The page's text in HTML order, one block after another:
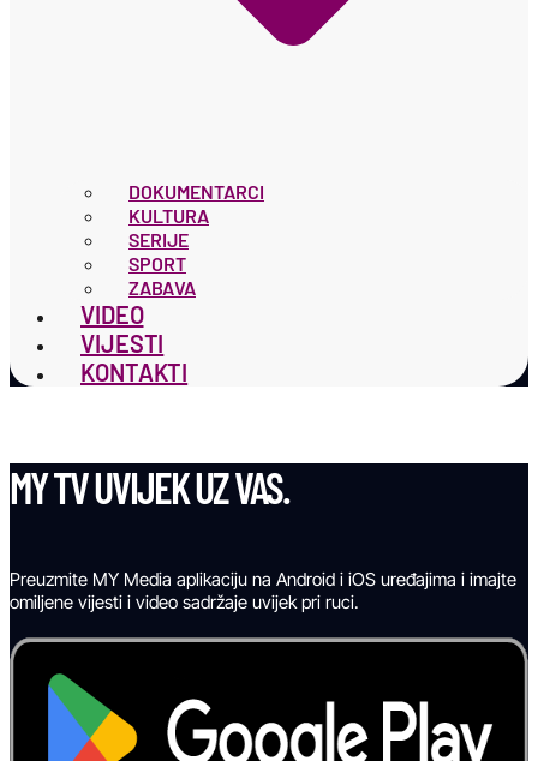
DOKUMENTARCI
KULTURA
SERIJE
SPORT
ZABAVA
VIDEO
VIJESTI
KONTAKTI
MY TV UVIJEK UZ VAS.
Preuzmite MY Media aplikaciju na Android i iOS uređajima i imajte
omiljene vijesti i video sadržaje uvijek pri ruci.